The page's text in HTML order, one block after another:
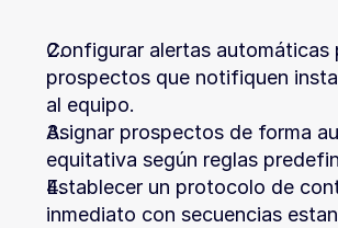
Configurar alertas automáticas
prospectos que notifiquen
al equipo.
Asignar prospectos de forma
equitativa según reglas
Establecer un protocolo de
inmediato con secuencias